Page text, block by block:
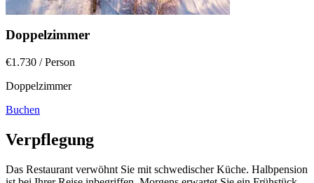
Doppelzimmer
€1.730 / Person
Doppelzimmer
Buchen
Verpflegung
Das Restaurant verwöhnt Sie mit schwedischer Küche. Halbpension